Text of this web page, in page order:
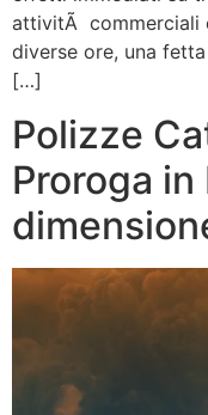
attivitÃ commerciali
diverse ore, una
[…]
Polizze
Proroga in